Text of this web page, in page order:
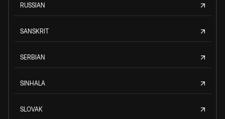
RUSSIAN
SANSKRIT
SERBIAN
SINHALA
SLOVAK